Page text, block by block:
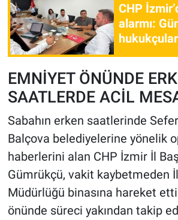
CHP
alarmı:
EMNİYET ÖNÜNDE
SAATLERDE ACİL
Sabahın erken saatlerinde
Balçova belediyelerine yönelik
haberlerini alan CHP İzmir İl
Gümrükçü, vakit kaybetmeden
Müdürlüğü binasına hareket
önünde süreci yakından takip